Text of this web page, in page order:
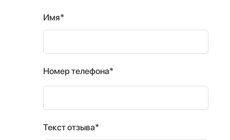
Имя*
Номер телефона*
Текст отзыва*